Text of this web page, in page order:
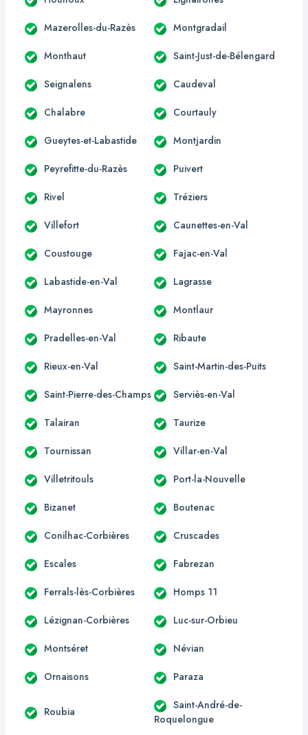
Mazerolles-du-Razès Montgradail
Monthaut Saint-Just-de-Bélengard
Seignalens Caudeval
Chalabre Courtauly
Gueytes-et-Labastide Montjardin
Peyrefitte-du-Razès Puivert
Rivel Tréziers
Villefort Caunettes-en-Val
Coustouge Fajac-en-Val
Labastide-en-Val Lagrasse
Mayronnes Montlaur
Pradelles-en-Val Ribaute
Rieux-en-Val Saint-Martin-des-Puits
Saint-Pierre-des-Champs Serviès-en-Val
Talairan Taurize
Tournissan Villar-en-Val
Villetritouls Port-la-Nouvelle
Bizanet Boutenac
Conilhac-Corbières Cruscades
Escales Fabrezan
Ferrals-lès-Corbières Homps 11
Lézignan-Corbières Luc-sur-Orbieu
Montséret Névian
Ornaisons Paraza
Roubia
Saint-André-de-
Roquelongue